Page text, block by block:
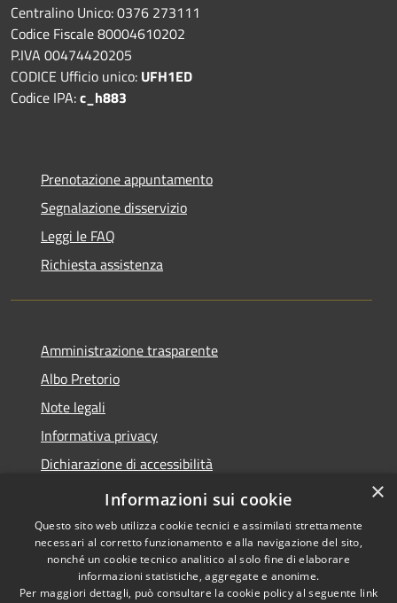
Centralino Unico: 0376 273111
Codice Fiscale 80004610202
P.IVA 00474420205
CODICE Ufficio unico: UFH1ED
Codice IPA:c_h883
Prenotazione appuntamento
Segnalazione disservizio
Leggi le FAQ
Richiesta assistenza
Amministrazione trasparente
Albo Pretorio
Note legali
Informativa privacy
Dichiarazione di accessibilità
Obiettivi di accessibilità
Copyright © 2026 • Comune di
×
Informazioni sui cookie
Questo sito web utilizza cookie tecnici e assimilati strettamente
necessari al corretto funzionamento e alla navigazione del sito,
nonché un cookie tecnico analitico al solo fine di elaborare
informazioni statistiche, aggregate e anonime.
Per maggiori dettagli, può consultare la cookie policy al seguente link